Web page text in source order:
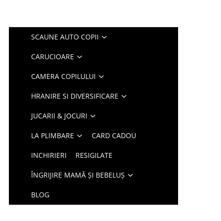
SCAUNE AUTO COPII
CARUCIOARE
CAMERA COPILULUI
HRANIRE SI DIVERSIFICARE
JUCARII & JOCURI
LA PLIMBARE CARD CADOU
INCHIRIERI RESIGILATE
ÎNGRIJIRE MAMĂ ȘI BEBELUȘ
BLOG